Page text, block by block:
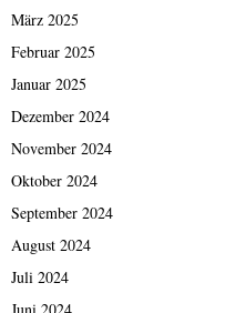
März 2025
Februar 2025
Januar 2025
Dezember 2024
November 2024
Oktober 2024
September 2024
August 2024
Juli 2024